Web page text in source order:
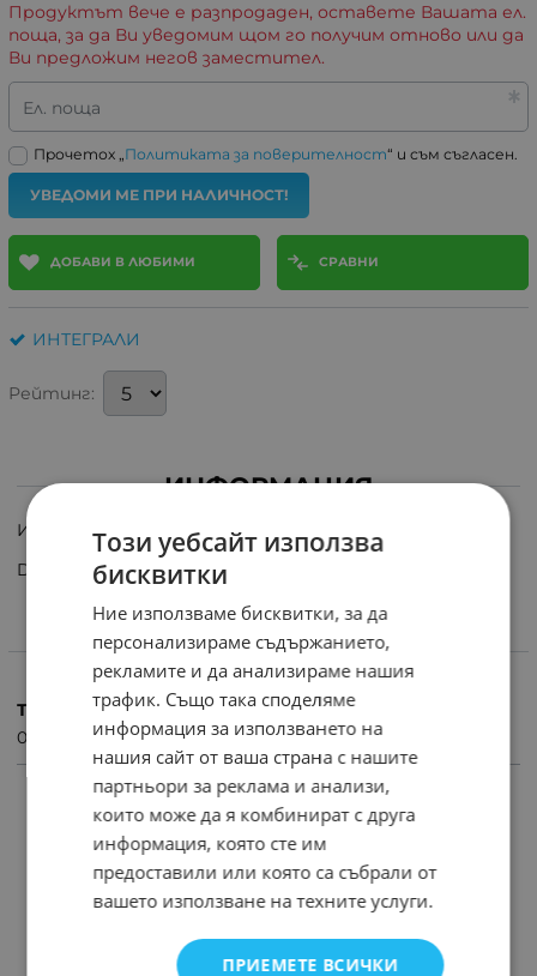
Продуктът вече е разпродаден, оставете Вашата ел.
поща, за да Ви уведомим щом го получим отново или да
Ви предложим негов заместител.
Ел. поща
Прочетох „Политиката за поверителност“ и съм съгласен.
УВЕДОМИ МЕ ПРИ НАЛИЧНОСТ!
ДОБАВИ В ЛЮБИМИ СРАВНИ
ИНТЕГРАЛИ
Рейтинг:
ИНФОРМАЦИЯ
Интегрална схема NE645
DOLBY B+C NOISE RED. DIP16
ХАРАКТЕРИСТИКИ
Тегло (кг.)
0.01
ПРОДУКТИ С ПОДОБНИ ХАРАКТЕРИСТИКИ
Този уебсайт използва
бисквитки
Ние използваме бисквитки, за да
персонализираме съдържанието,
рекламите и да анализираме нашия
трафик. Също така споделяме
информация за използването на
нашия сайт от ваша страна с нашите
партньори за реклама и анализи,
които може да я комбинират с друга
информация, която сте им
предоставили или която са събрали от
вашето използване на техните услуги.
ПРИЕМЕТЕ ВСИЧКИ